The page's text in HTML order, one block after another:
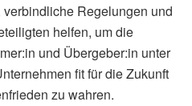
Regelungen und
helfen, um die
und Übergeber:in unter
fit für die Zukunft
zu wahren.